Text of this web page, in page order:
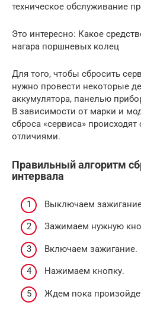
техническое обслуживание
Это интересно: Какое
нагара поршневых колец
Для того, чтобы сбросить
нужно провести некоторые
аккумулятора, панелью
В зависимости от марки и
сброса «сервиса»
отличиями.
Правильный алгоритм
интервала
Выключаем
Зажимаем нужную
Включаем зажигание.
Нажимаем кнопку.
Ждем пока